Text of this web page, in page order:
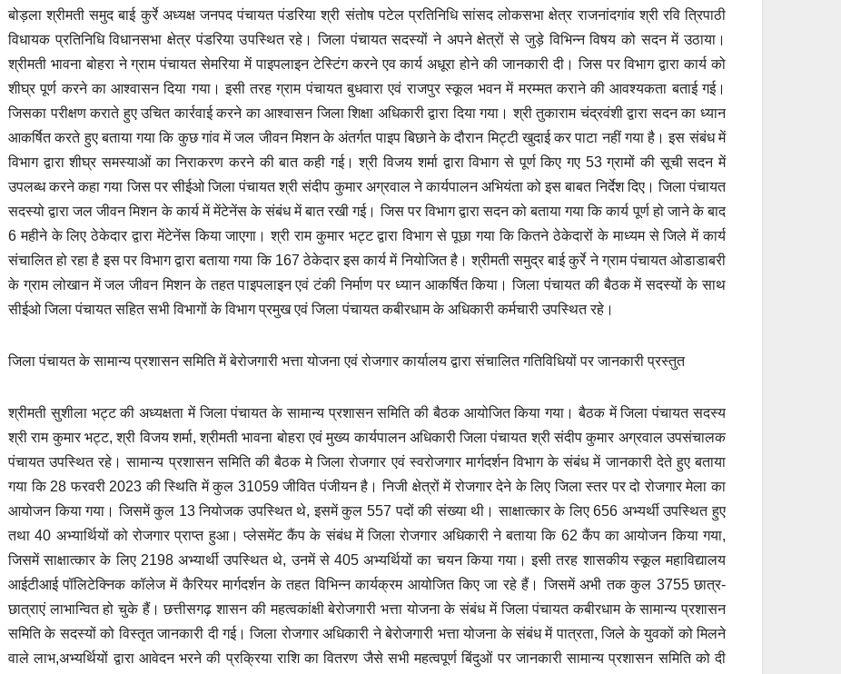
बोड़ला श्रीमती समुद बाई कुर्रे अध्यक्ष जनपद पंचायत पंडरिया श्री संतोष पटेल प्रतिनिधि सांसद लोकसभा क्षेत्र राजनांदगांव श्री रवि त्रिपाठी
विधायक प्रतिनिधि विधानसभा क्षेत्र पंडरिया उपस्थित रहे। जिला पंचायत सदस्यों ने अपने क्षेत्रों से जुड़े विभिन्न विषय को सदन में उठाया।
श्रीमती भावना बोहरा ने ग्राम पंचायत सेमरिया में पाइपलाइन टेस्टिंग करने एव कार्य अधूरा होने की जानकारी दी। जिस पर विभाग द्वारा कार्य को
शीघ्र पूर्ण करने का आश्वासन दिया गया। इसी तरह ग्राम पंचायत बुधवारा एवं राजपुर स्कूल भवन में मरम्मत कराने की आवश्यकता बताई गई।
जिसका परीक्षण कराते हुए उचित कार्रवाई करने का आश्वासन जिला शिक्षा अधिकारी द्वारा दिया गया। श्री तुकाराम चंद्रवंशी द्वारा सदन का ध्यान
आकर्षित करते हुए बताया गया कि कुछ गांव में जल जीवन मिशन के अंतर्गत पाइप बिछाने के दौरान मिट्टी खुदाई कर पाटा नहीं गया है। इस संबंध में
विभाग द्वारा शीघ्र समस्याओं का निराकरण करने की बात कही गई। श्री विजय शर्मा द्वारा विभाग से पूर्ण किए गए 53 ग्रामों की सूची सदन में
उपलब्ध करने कहा गया जिस पर सीईओ जिला पंचायत श्री संदीप कुमार अग्रवाल ने कार्यपालन अभियंता को इस बाबत निर्देश दिए। जिला पंचायत
सदस्यो द्वारा जल जीवन मिशन के कार्य में मेंटेनेंस के संबंध में बात रखी गई। जिस पर विभाग द्वारा सदन को बताया गया कि कार्य पूर्ण हो जाने के बाद
6 महीने के लिए ठेकेदार द्वारा मेंटेनेंस किया जाएगा। श्री राम कुमार भट्ट द्वारा विभाग से पूछा गया कि कितने ठेकेदारों के माध्यम से जिले में कार्य
संचालित हो रहा है इस पर विभाग द्वारा बताया गया कि 167 ठेकेदार इस कार्य में नियोजित है। श्रीमती समुद्र बाई कुर्रे ने ग्राम पंचायत ओडाडाबरी
के ग्राम लोखान में जल जीवन मिशन के तहत पाइपलाइन एवं टंकी निर्माण पर ध्यान आकर्षित किया। जिला पंचायत की बैठक में सदस्यों के साथ
सीईओ जिला पंचायत सहित सभी विभागों के विभाग प्रमुख एवं जिला पंचायत कबीरधाम के अधिकारी कर्मचारी उपस्थित रहे।
जिला पंचायत के सामान्य प्रशासन समिति में बेरोजगारी भत्ता योजना एवं रोजगार कार्यालय द्वारा संचालित गतिविधियों पर जानकारी प्रस्तुत
श्रीमती सुशीला भट्ट की अध्यक्षता में जिला पंचायत के सामान्य प्रशासन समिति की बैठक आयोजित किया गया। बैठक में जिला पंचायत सदस्य
श्री राम कुमार भट्ट, श्री विजय शर्मा, श्रीमती भावना बोहरा एवं मुख्य कार्यपालन अधिकारी जिला पंचायत श्री संदीप कुमार अग्रवाल उपसंचालक
पंचायत उपस्थित रहे। सामान्य प्रशासन समिति की बैठक मे जिला रोजगार एवं स्वरोजगार मार्गदर्शन विभाग के संबंध में जानकारी देते हुए बताया
गया कि 28 फरवरी 2023 की स्थिति में कुल 31059 जीवित पंजीयन है। निजी क्षेत्रों में रोजगार देने के लिए जिला स्तर पर दो रोजगार मेला का
आयोजन किया गया। जिसमें कुल 13 नियोजक उपस्थित थे, इसमें कुल 557 पदों की संख्या थी। साक्षात्कार के लिए 656 अभ्यर्थी उपस्थित हुए
तथा 40 अभ्यार्थियों को रोजगार प्राप्त हुआ। प्लेसमेंट कैंप के संबंध में जिला रोजगार अधिकारी ने बताया कि 62 कैंप का आयोजन किया गया,
जिसमें साक्षात्कार के लिए 2198 अभ्यार्थी उपस्थित थे, उनमें से 405 अभ्यर्थियों का चयन किया गया। इसी तरह शासकीय स्कूल महाविद्यालय
आईटीआई पॉलिटेक्निक कॉलेज में कैरियर मार्गदर्शन के तहत विभिन्न कार्यक्रम आयोजित किए जा रहे हैं। जिसमें अभी तक कुल 3755 छात्र-
छात्राएं लाभान्वित हो चुके हैं। छत्तीसगढ़ शासन की महत्वकांक्षी बेरोजगारी भत्ता योजना के संबंध में जिला पंचायत कबीरधाम के सामान्य प्रशासन
समिति के सदस्यों को विस्तृत जानकारी दी गई। जिला रोजगार अधिकारी ने बेरोजगारी भत्ता योजना के संबंध में पात्रता, जिले के युवकों को मिलने
वाले लाभ,अभ्यर्थियों द्वारा आवेदन भरने की प्रक्रिया राशि का वितरण जैसे सभी महत्वपूर्ण बिंदुओं पर जानकारी सामान्य प्रशासन समिति को दी